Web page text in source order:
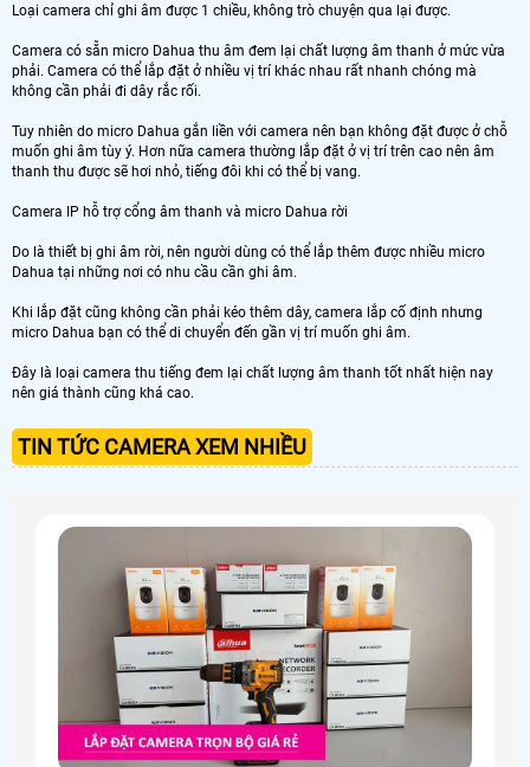
Loại camera chỉ ghi âm được 1 chiều, không trò chuyện qua lại được.
Camera có sẵn micro Dahua thu âm đem lại chất lượng âm thanh ở mức vừa
phải. Camera có thể lắp đặt ở nhiều vị trí khác nhau rất nhanh chóng mà
không cần phải đi dây rắc rối.
Tuy nhiên do micro Dahua gắn liền với camera nên bạn không đặt được ở chỗ
muốn ghi âm tùy ý. Hơn nữa camera thường lắp đặt ở vị trí trên cao nên âm
thanh thu được sẽ hơi nhỏ, tiếng đôi khi có thể bị vang.
Camera IP hỗ trợ cổng âm thanh và micro Dahua rời
Do là thiết bị ghi âm rời, nên người dùng có thể lắp thêm được nhiều micro
Dahua tại những nơi có nhu cầu cần ghi âm.
Khi lắp đặt cũng không cần phải kéo thêm dây, camera lắp cố định nhưng
micro Dahua bạn có thể di chuyển đến gần vị trí muốn ghi âm.
Đây là loại camera thu tiếng đem lại chất lượng âm thanh tốt nhất hiện nay
nên giá thành cũng khá cao.
TIN TỨC CAMERA XEM NHIỀU